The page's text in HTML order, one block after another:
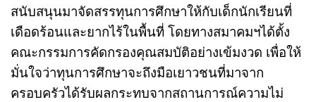
สนับสนุนมาจัดสรรทุนการศึกษาให้กับเด็กนักเรียนที่
เดือดร้อนและยากไร้ในพื้นที่ โดยทางสมาคมฯได้ตั้ง
คณะกรรมการคัดกรองคุณสมบัติอย่างเข้มงวด เพื่อให้
มั่นใจว่าทุนการศึกษาจะถึงมือเยาวชนที่มาจาก
ครอบครัวได้รับผลกระทบจากสถานการณ์ความไม่